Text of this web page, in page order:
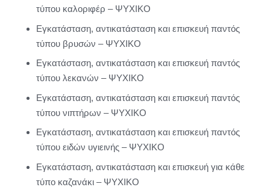
τύπου καλοριφέρ – ΨΥΧΙΚΟ
Εγκατάσταση, αντικατάσταση και επισκευή παντός
τύπου βρυσών – ΨΥΧΙΚΟ
Εγκατάσταση, αντικατάσταση και επισκευή παντός
τύπου λεκανών – ΨΥΧΙΚΟ
Εγκατάσταση, αντικατάσταση και επισκευή παντός
τύπου νιπτήρων – ΨΥΧΙΚΟ
Εγκατάσταση, αντικατάσταση και επισκευή παντός
τύπου ειδών υγιεινής – ΨΥΧΙΚΟ
Εγκατάσταση, αντικατάσταση και επισκευή για κάθε
τύπο καζανάκι – ΨΥΧΙΚΟ